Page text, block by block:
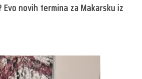
Evo novih termina za Makarsku iz